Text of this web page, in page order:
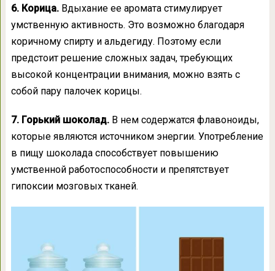
6. Корица.Вдыхание ее аромата стимулирует
умственную активность. Это возможно благодаря
коричному спирту и альдегиду. Поэтому если
предстоит решение сложных задач, требующих
высокой концентрации внимания, можно взять с
собой пару палочек корицы.
7. Горький шоколад.В нем содержатся флавоноиды,
которые являются источником энергии. Употребление
в пищу шоколада способствует повышению
умственной работоспособности и препятствует
гипоксии мозговых тканей.